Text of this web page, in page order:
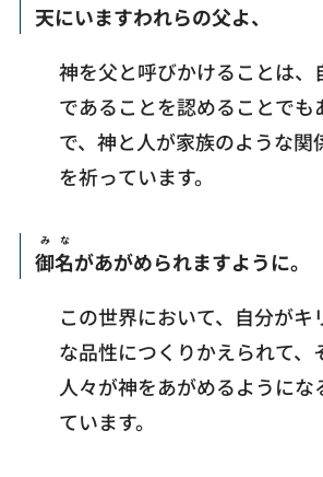
天にいますわれらの父よ、
神を父と呼びかけることは、
であることを認めることでも
で、神と人が家族のような関
を祈っています。
御名
みな
があがめられますように。
この世界において、自分がキ
な品性につくりかえられて、
人々が神をあがめるようにな
ています。